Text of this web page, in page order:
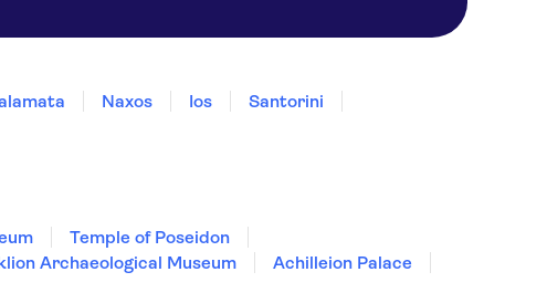
Naxos Ios
Santorini
Temple of Poseidon
Archaeological Museum
Achilleion Palace